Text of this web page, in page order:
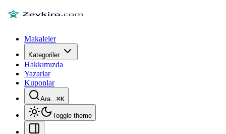
Makaleler
Kategoriler
Hakkımızda
Yazarlar
Kuponlar
Ara...⌘K
Toggle theme